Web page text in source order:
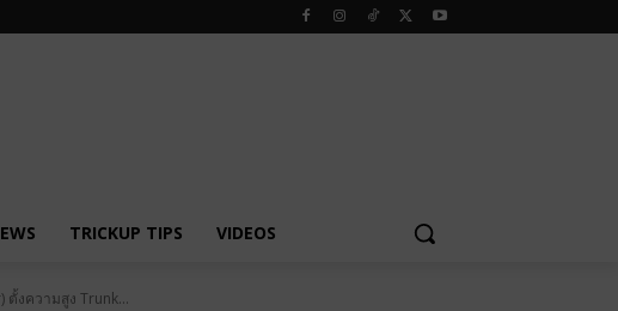
TRICKUP TIPS VIDEOS
ตั้งความสูง Trunk...